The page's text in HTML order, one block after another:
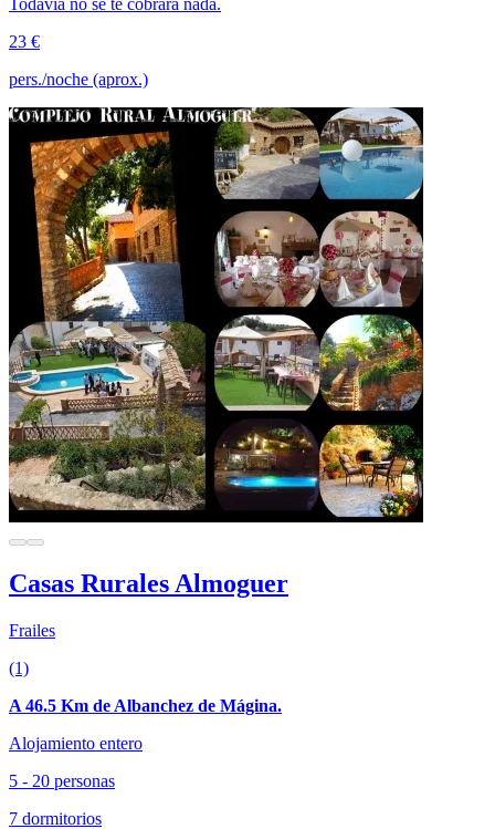
Todavía no se te cobrará nada.
23 €
pers./noche (aprox.)
Casas Rurales Almoguer
Frailes
(1)
A 46.5 Km de Albanchez de Mágina.
Alojamiento entero
5 - 20 personas
7 dormitorios